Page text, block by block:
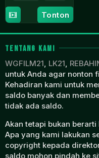
11
Mar
2026
Vanessa
Caswill
Tonton
TENTANG KAMI
WGFILM21, LK21,
untuk Anda agar nonton
Kehadiran kami untuk
saldo banyak dan
tidak ada saldo.
Akan tetapi bukan
Apa yang kami lakukan
copyright kepada
saldo mohon pindah ke